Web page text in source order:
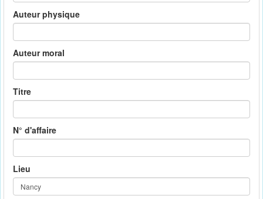
Auteur physique
Auteur moral
Titre
N° d'affaire
Lieu